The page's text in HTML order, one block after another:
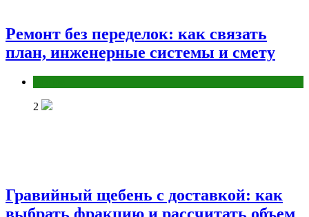
Ремонт без переделок: как связать
план, инженерные системы и смету
2
Гравийный щебень с доставкой: как